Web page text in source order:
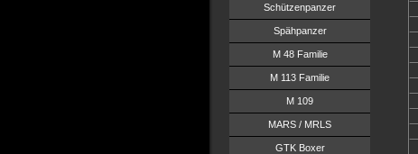
Schützenpanzer
Spähpanzer
M 48 Familie
M 113 Familie
M 109
MARS / MRLS
GTK Boxer